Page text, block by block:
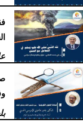
الخميس، 29 أبريل 2021